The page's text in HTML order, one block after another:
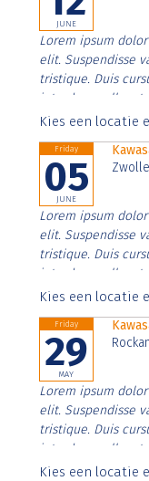
JUNE
Lorem ipsum
elit. Suspendisse
tristique. Duis
interdum nulla, ut
Aenean faucibus
Kies een locatie
Friday
05
JUNE
Lorem ipsum
elit. Suspendisse
tristique. Duis
interdum nulla, ut
Aenean faucibus
Kies een locatie
Friday
29
MAY
Lorem ipsum
elit. Suspendisse
tristique. Duis
interdum nulla, ut
Aenean faucibus
Kies een locatie